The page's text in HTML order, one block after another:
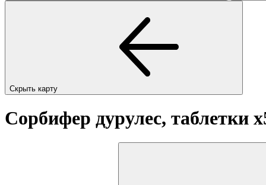
Скрыть карту
Сорбифер дурулес, таблетки